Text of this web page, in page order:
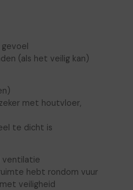
gevoel
(als het veilig kan)
met houtvloer,
te dicht is
ventilatie
hebt rondom vuur
veiligheid